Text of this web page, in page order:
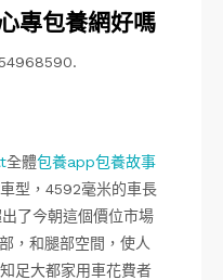
專包養網好嗎
全體包養app包養故事
型，4592毫米的車長
了今朝這個價位市場
，和腿部空間，使人
足大都家用車花費者